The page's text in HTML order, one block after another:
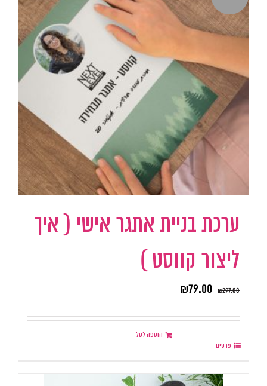
ערכת בניית אתגר אישי ( איך
ליצור קווסט )
₪297.00
₪79.00
הוספה לסל
פרטים